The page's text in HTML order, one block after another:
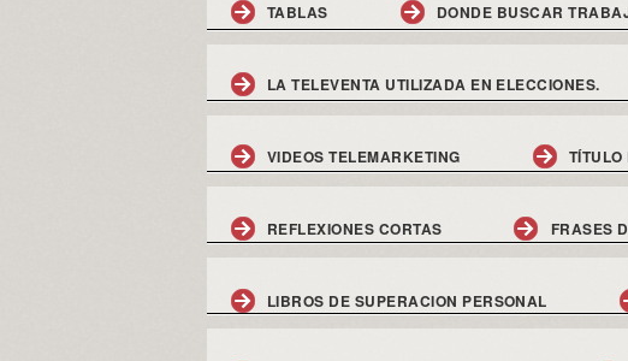
TABLAS DONDE BUSCAR
LA TELEVENTA UTILIZADA EN ELECCIONES.
VIDEOS TELEMARKETING
REFLEXIONES CORTAS FRASES
LIBROS DE SUPERACION PERSONAL